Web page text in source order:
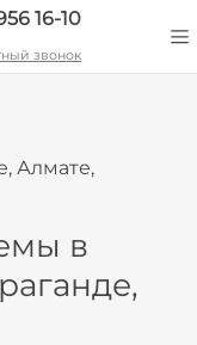
16-10
звонок
Алмате,
в